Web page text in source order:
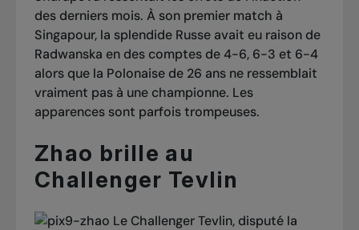
des derniers mois. À son premier match à
Singapour, la splendide Russe avait eu raison de
Radwanska en des comptes de 4-6, 6-3 et 6-4
alors que la Polonaise de 26 ans ne ressemblait
vraiment pas à une championne. Les
apparences sont parfois trompeuses.
Zhao brille au
Challenger Tevlin
Le Challenger Tevlin, disputé la